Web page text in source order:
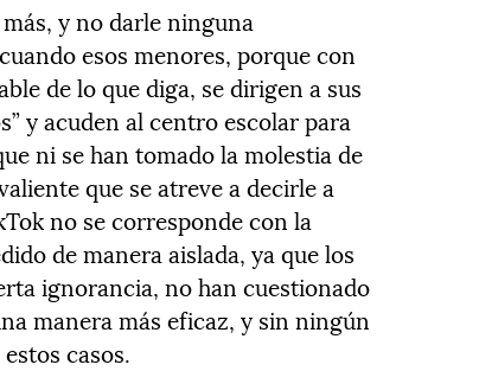
y no darle ninguna
esos menores, porque con
de lo que diga, se dirigen a sus
y acuden al centro escolar para
ni se han tomado la molestia de
que se atreve a decirle a
no se corresponde con la
de manera aislada, ya que los
ignorancia, no han cuestionado
manera más eficaz, y sin ningún
casos.